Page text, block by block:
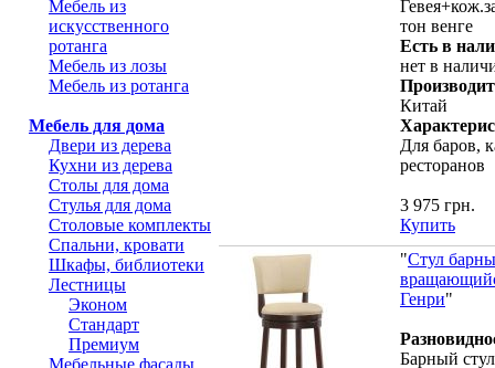
Мебель из
искусственного
ротанга
Мебель из лозы
Мебель из ротанга
Мебель для дома
Двери из дерева
Кухни из дерева
Столы для дома
Стулья для дома
Столовые комплекты
Спальни, кровати
Шкафы, библиотеки
Лестницы
Эконом
Стандарт
Премиум
Мебельные фасады
тон венге
Есть в
нет в
Китай
Для баров,
ресторанов
3 975 грн.
Купить
"Стул
Генри"
Барный стул